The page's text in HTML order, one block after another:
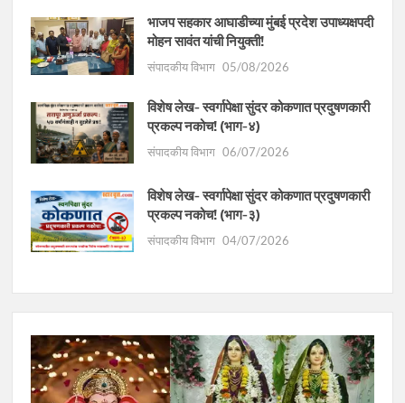
भाजप सहकार आघाडीच्या मुंबई प्रदेश उपाध्यक्षपदी
मोहन सावंत यांची नियुक्ती!
संपादकीय विभाग 05/08/2026
विशेष लेख- स्वर्गापेक्षा सुंदर कोकणात प्रदुषणकारी
प्रकल्प नकोच! (भाग-४)
संपादकीय विभाग 06/07/2026
विशेष लेख- स्वर्गापेक्षा सुंदर कोकणात प्रदुषणकारी
प्रकल्प नकोच! (भाग-३)
संपादकीय विभाग 04/07/2026